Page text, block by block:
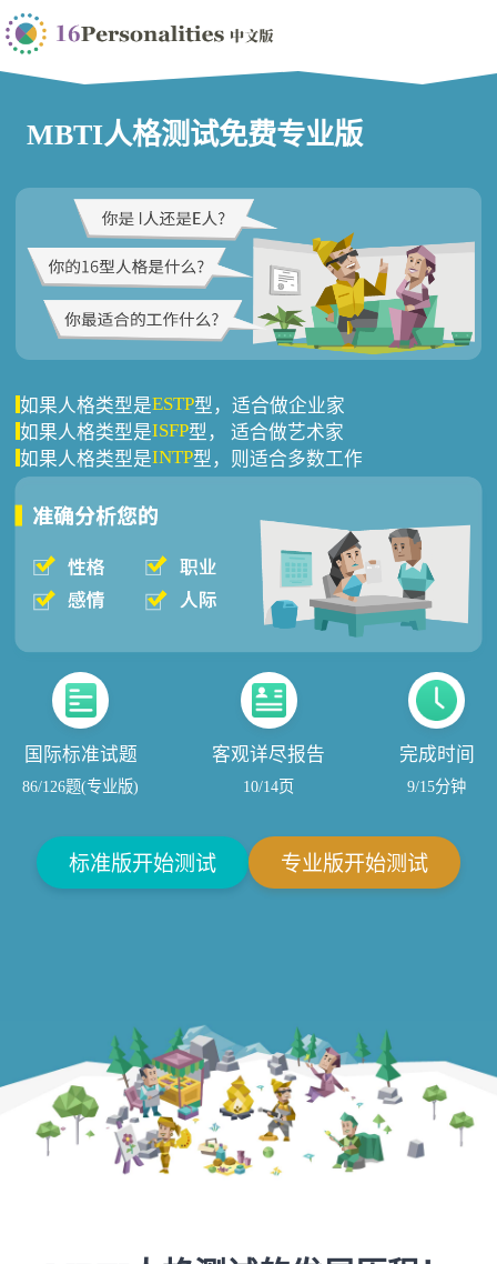
MBTI人格测试免费专业版
如果人格类型是ESTP型，适合做企业家
如果人格类型是ISFP型， 适合做艺术家
如果人格类型是INTP型，则适合多数工作
国际标准试题
86/126题(专业版)
客观详尽报告
10/14页
完成时间
9/15分钟
标准版开始测试 专业版开始测试